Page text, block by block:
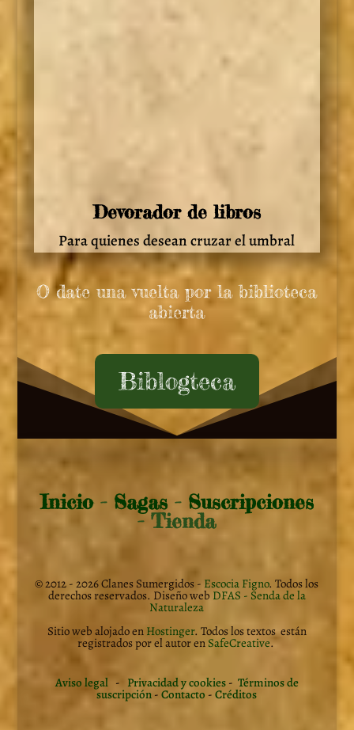
Devorador de libros
Para quienes desean cruzar el umbral
O date una vuelta por la biblioteca
abierta
Biblogteca
Inicio- Sagas- Suscripciones
- Tienda
© 2012 - 2026 Clanes Sumergidos - Escocia Figno. Todos los
derechos reservados. Diseño web DFAS - Senda de la
Naturaleza
Sitio web alojado en Hostinger. Todos los textos están
registrados por el autor en SafeCreative.
Aviso legal- Privacidad y cookies- Términos de
suscripción -Contacto -Créditos